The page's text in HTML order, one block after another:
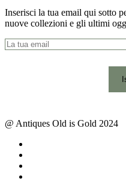
Inserisci la tua email qui sotto
nuove collezioni e gli ultimi
@ Antiques Old is Gold 2024